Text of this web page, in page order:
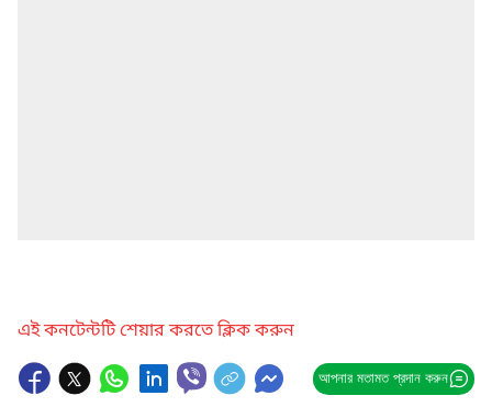
এই কনটেন্টটি শেয়ার করতে ক্লিক করুন
আপনার মতামত প্রদান করুন